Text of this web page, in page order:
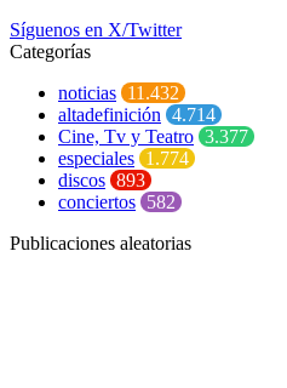
Síguenos en X/Twitter
Categorías
noticias 11.432
altadefinición 4.714
Cine, Tv y Teatro 3.377
especiales 1.774
discos 893
conciertos 582
Publicaciones aleatorias